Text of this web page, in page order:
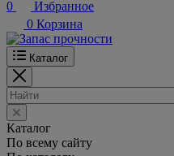
0
Избранное
0 Корзина
Каталог
Каталог
По всему сайту